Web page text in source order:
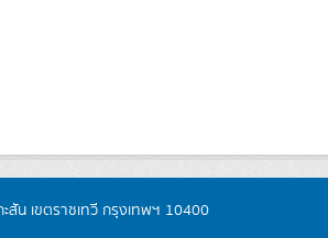
สัน เขตราชเทวี กรุงเทพฯ 10400